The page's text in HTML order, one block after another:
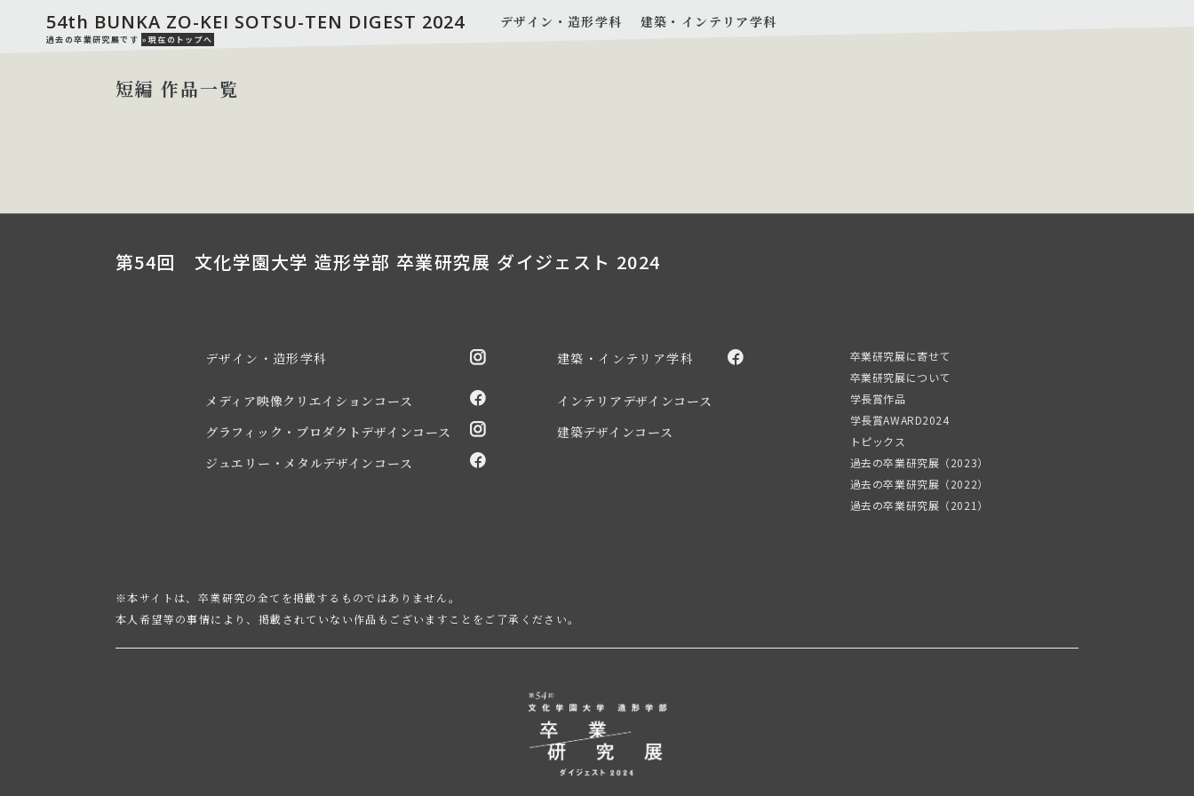
54th BUNKA ZO-KEI SOTSU-TEN DIGEST 2024
過去の卒業研究展です »現在のトップへ
デザイン・造形学科 建築・インテリア学科
短編 作品一覧
第54回 文化学園大学 造形学部 卒業研究展 ダイジェスト 2024
デザイン・造形学科
メディア映像クリエイションコース
グラフィック・プロダクトデザインコース
ジュエリー・メタルデザインコース
建築・インテリア学科
インテリアデザインコース
建築デザインコース
卒業研究展に寄せて
卒業研究展について
学長賞作品
学長賞AWARD2024
トピックス
過去の卒業研究展（2023）
過去の卒業研究展（2022）
過去の卒業研究展（2021）
※本サイトは、卒業研究の全てを掲載するものではありません。
本人希望等の事情により、掲載されていない作品もございますことをご了承ください。